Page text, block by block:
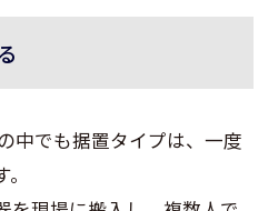
中でも据置タイプは、一度